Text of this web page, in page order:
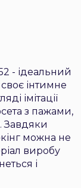
- ідеальний
інтимне
імітації
з пажами,
Завдяки
можна не
виробу
і